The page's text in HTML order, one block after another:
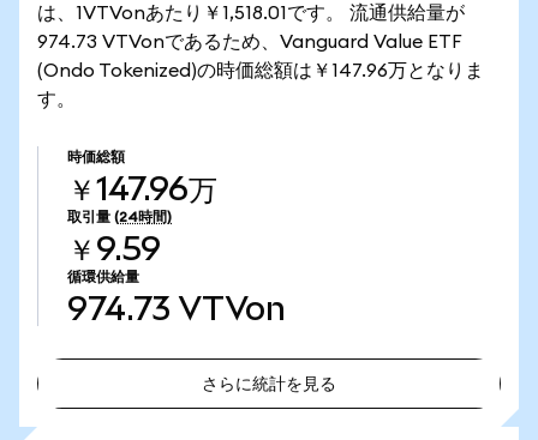
は、1VTVonあたり￥1,518.01です。 流通供給量が
974.73 VTVonであるため、Vanguard Value ETF
(Ondo Tokenized)の時価総額は￥147.96万となりま
す。
時価総額
￥147.96万
取引量 (24時間)
￥9.59
循環供給量
974.73 VTVon
さらに統計を見る